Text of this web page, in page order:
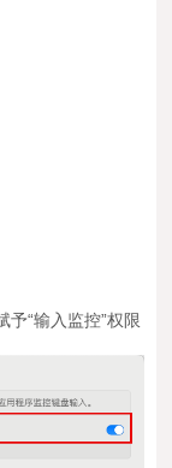
予“输入监控”权限